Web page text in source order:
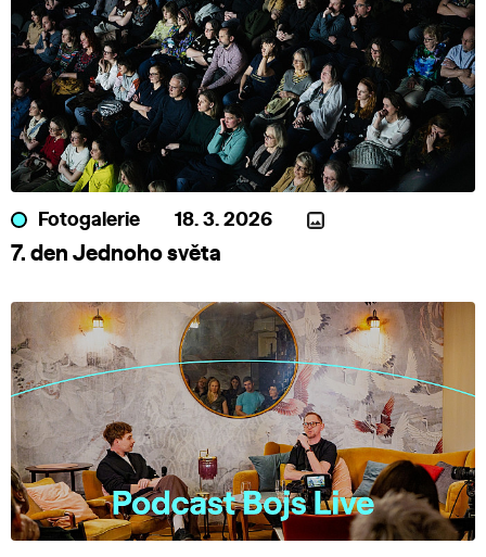
Fotogalerie 18. 3. 2026
7. den Jednoho světa